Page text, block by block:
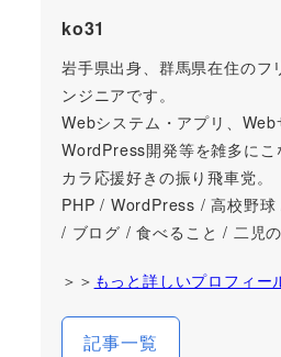
ko31
岩手県出身、群馬県在住のフ
ンジニアです。
Webシステム・アプリ、Web
WordPress開発等を雑多にこ
カラ応援好きの振り飛車党。
PHP / WordPress / 高校野
/ ブログ / 食べること / 二児
＞＞ もっと詳しいプロフィー
記事一覧